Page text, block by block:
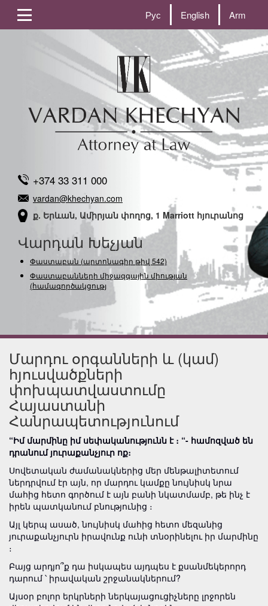
Рус English Arm
+374 33 311 000
vardan@khechyan.com
ք. Երևան, Ամիրյան փողոց, 1 Marriott հյուրանոց
Վարդան Խեչյան
Փաստաբան (արտոնագիր թիվ 542)
Փաստաբանների միջազգային միության
(համագործակցության) նե
Մարդու օրգանների և (կամ)
հյուսվածքների
փոխպատվաստումը
Հայաստանի
Հանրապետությունում
“Իմ մարմինը իմ սեփականությունն է ։ “- համոզված են
դրանում յուրաքանչյուր ոք։
Սովետական ​​ժամանակներից մեր մենթալիտետում
ներդրվում էր այն, որ մարդու կամքը նույնիսկ նրա
մահից հետո գործում է այն բանի նկատմամբ, թե ինչ է
իրեն պատկանում բնությունից ։
Այլ կերպ ասած, նույնիսկ մահից հետո մեզանից
յուրաքանչյուրն իրավունք ունի տնօրինելու իր մարմինը
։
Բայց արդյո՞ք դա իսկապես այդպես է քսանմեկերորդ
դարում ՝ իրավական շրջանակներում?
Այսօր բոլոր երկրների ներկայացուցիչները լրջորեն